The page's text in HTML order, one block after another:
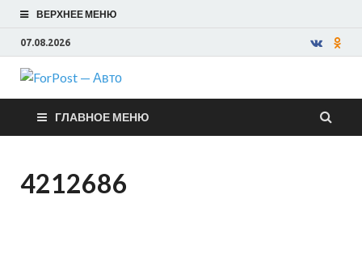
ВЕРХНЕЕ МЕНЮ
07.08.2026
ForPost —
Авто
ГЛАВНОЕ МЕНЮ
4212686